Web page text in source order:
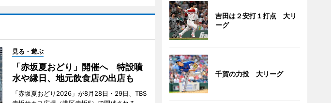
見る・遊ぶ
「赤坂夏おどり」開催へ 特設噴
水や縁日、地元飲食店の出店も
「赤坂夏おどり2026」が8月28日・29日、TBS
吉田は２安打１打点 大リ
ーグ
千賀の力投 大リーグ